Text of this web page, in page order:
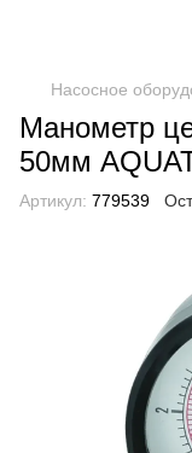
Насосное
Манометр
50мм
Артикул: 779539